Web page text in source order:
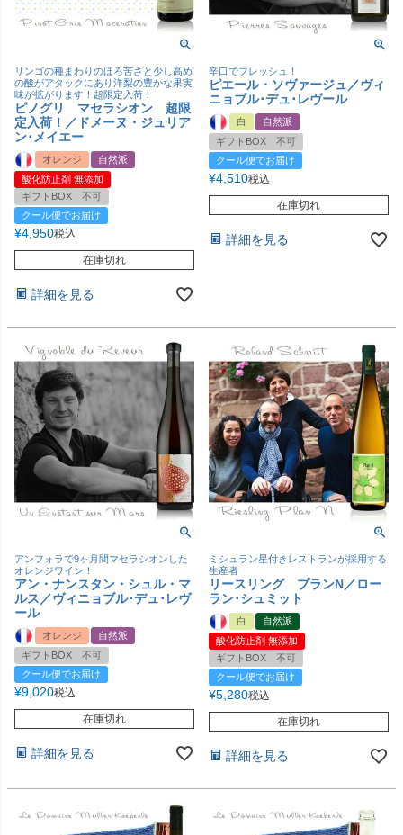
リンゴの種まわりのほろ苦さと少し高め
の酸がアタックにあり洋梨の豊かな果実
味が拡がります！超限定入荷！
ピノグリ マセラシオン 超限
定入荷！／ドメーヌ・ジュリア
ン･メイエー
オレンジ
自然派
酸化防止剤 無添加
ギフトBOX 不可
クール便でお届け
¥4,950税込
在庫切れ
詳細を見る
辛口でフレッシュ！
ピエール・ソヴァージュ／ヴィ
ニョブル･デュ･レヴール
白
自然派
ギフトBOX 不可
クール便でお届け
¥4,510税込
在庫切れ
詳細を見る
アンフォラで9ヶ月間マセラシオンした
オレンジワイン！
アン・ナンスタン・シュル・マ
ルス／ヴィニョブル･デュ･レヴ
ール
オレンジ
自然派
ギフトBOX 不可
クール便でお届け
¥9,020税込
在庫切れ
詳細を見る
ミシュラン星付きレストランが採用する
生産者
リースリング プランN／ロー
ラン･シュミット
白
自然派
酸化防止剤 無添加
ギフトBOX 不可
クール便でお届け
¥5,280税込
在庫切れ
詳細を見る